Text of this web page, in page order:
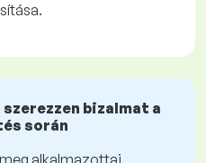
bizalmat a
során